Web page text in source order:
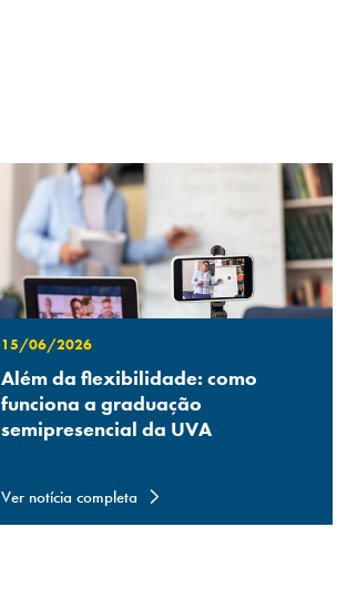
15/06/2026
Além da flexibilidade: como
funciona a graduação
semipresencial da UVA
Ver notícia completa